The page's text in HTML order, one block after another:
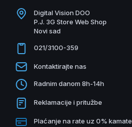
Digital Vision DOO
P.J. 3G Store Web Shop
Novi sad
021/3100-359
Kontaktirajte nas
Radnim danom 8h-14h
Reklamacije i pritužbe
Plaćanje na rate uz 0% kamate